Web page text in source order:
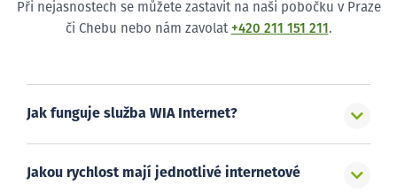
Při nejasnostech se můžete zastavit na naši pobočku v Praze
či Chebu nebo nám zavolat +420 211 151 211 .
Jak funguje služba WIA Internet?
Jakou rychlost mají jednotlivé internetové